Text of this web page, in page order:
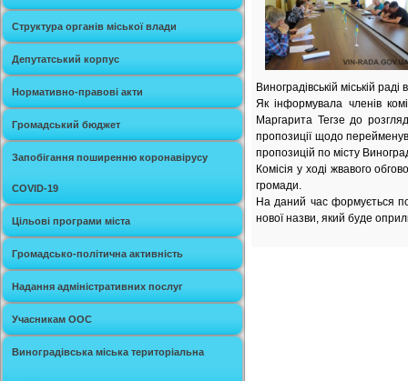
Структура органів міської влади
Депутатський корпус
Нормативно-правові акти
Громадський бюджет
Запобігання поширенню коронавірусу
COVID-19
Цільові програми міста
Громадсько-політична активність
Надання адміністративних послуг
Учасникам ООС
Виноградівська міська територіальна
Виноградівській міській
Як інформувала членів
Маргарита Тегзе до
пропозиції щодо
пропозицій по місту
Комісія у ході жвавого
громади.
На даний час формується
нової назви, який буде